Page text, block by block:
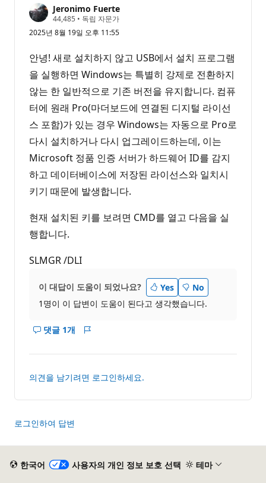
Jeronimo Fuerte
44,485 평
포
트
• 독립 자문가
2025년 8월 19일 오후 11:55
안녕! 새로 설치하지 않고 USB에서 설치 프로그램
을 실행하면 Windows는 특별히 강제로 전환하지
않는 한 일반적으로 기존 버전을 유지합니다. 컴퓨
터에 원래 Pro(마더보드에 연결된 디지털 라이선
스 포함)가 있는 경우 Windows는 자동으로 Pro로
다시 설치하거나 다시 업그레이드하는데, 이는
Microsoft 정품 인증 서버가 하드웨어 ID를 감지
하고 데이터베이스에 저장된 라이선스와 일치시
키기 때문에 발생합니다.
현재 설치된 키를 보려면 CMD를 열고 다음을 실
행합니다.
SLMGR /DLI
이 대답이 도움이 되었나요? Yes
No
1명이 이 답변이 도움이 된다고 생각했습니다.
댓글 1개
이
에
대
한
명
시
의견을 남기려면 로그인하세요.
로그인하여 답변
한국어 사용자의 개인 정보 보호 선택 테마